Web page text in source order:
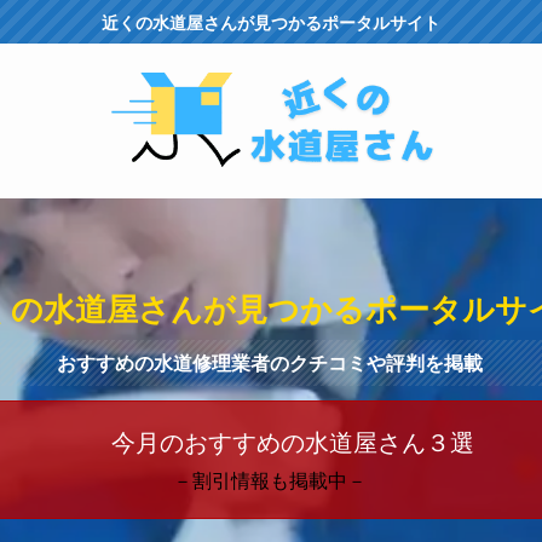
近くの水道屋さんが見つかるポータルサイト
の水道屋さんが見つかるポータルサ
おすすめの水道修理業者のクチコミや評判を掲載
今月のおすすめの水道屋さん３選
－割引情報も掲載中－